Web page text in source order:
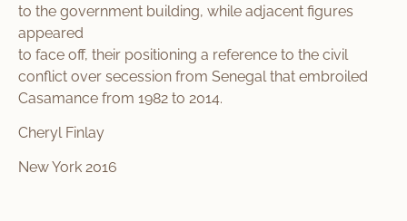
to the government building, while adjacent figures
appeared
to face off, their positioning a reference to the civil
conflict over secession from Senegal that embroiled
Casamance from 1982 to 2014.
Cheryl Finlay
New York 2016